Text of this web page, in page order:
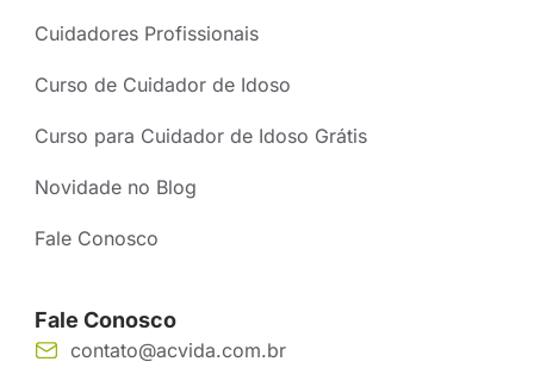
Cuidadores Profissionais
Curso de Cuidador de Idoso
Curso para Cuidador de Idoso Grátis
Novidade no Blog
Fale Conosco
Fale Conosco
contato@acvida.com.br